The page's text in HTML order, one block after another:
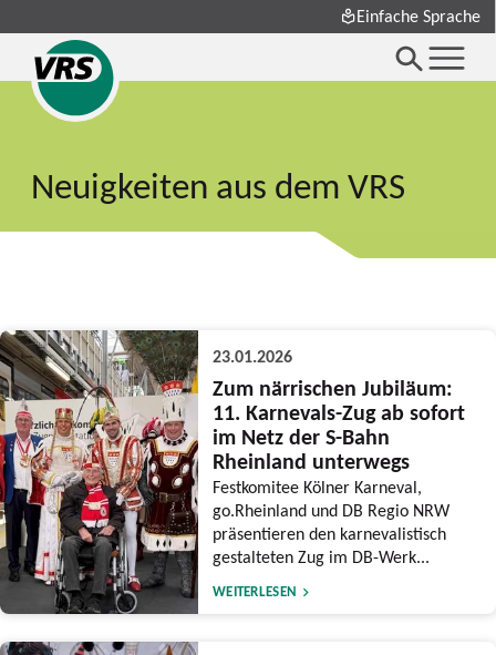
Einfache Sprache
Neuigkeiten aus dem VRS
23.01.2026
Zum närrischen Jubiläum:
11. Karnevals-Zug ab sofort
im Netz der S-Bahn
Rheinland unterwegs
Festkomitee Kölner Karneval,
go.Rheinland und DB Regio NRW
präsentieren den karnevalistisch
gestalteten Zug im DB-Werk...
WEITERLESEN